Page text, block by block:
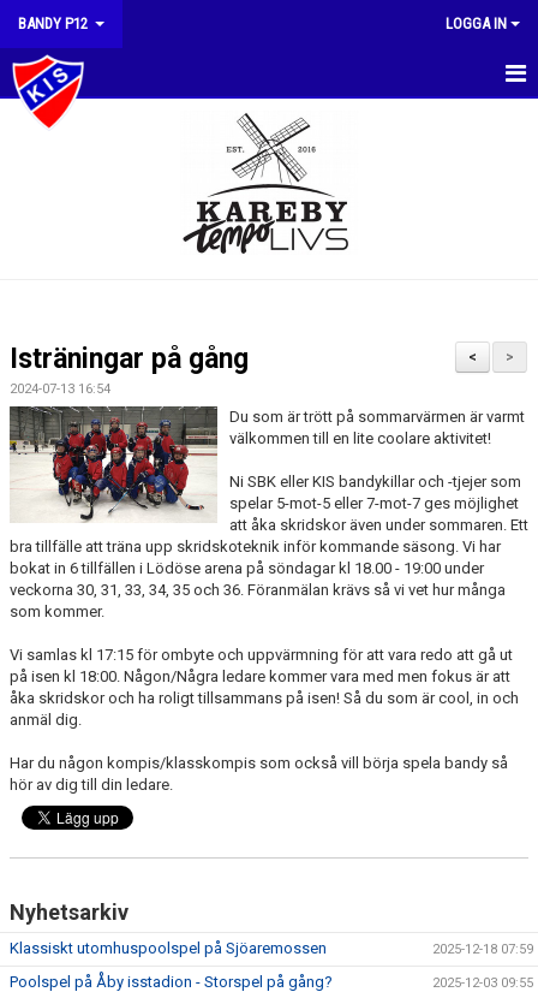
BANDY P12 LOGGA IN
HEM
BILDGALLERI
DOKUMENT
KONTAKT
>
<
Isträningar på gång
2024-07-13 16:54
Du som är trött på sommarvärmen är varmt
välkommen till en lite coolare aktivitet!
Ni SBK eller KIS bandykillar och -tjejer som
spelar 5-mot-5 eller 7-mot-7 ges möjlighet
att åka skridskor även under sommaren. Ett
bra tillfälle att träna upp skridskoteknik inför kommande säsong. Vi har
bokat in 6 tillfällen i Lödöse arena på söndagar kl 18.00 - 19:00 under
veckorna 30, 31, 33, 34, 35 och 36. Föranmälan krävs så vi vet hur många
som kommer.
Vi samlas kl 17:15 för ombyte och uppvärmning för att vara redo att gå ut
på isen kl 18:00. Någon/Några ledare kommer vara med men fokus är att
åka skridskor och ha roligt tillsammans på isen! Så du som är cool, in och
anmäl dig.
Har du någon kompis/klasskompis som också vill börja spela bandy så
hör av dig till din ledare.
Nyhetsarkiv
Klassiskt utomhuspoolspel på Sjöaremossen 2025-12-18 07:59
Poolspel på Åby isstadion - Storspel på gång? 2025-12-03 09:55